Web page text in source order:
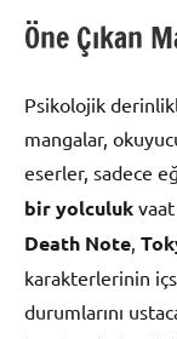
Öne Çıkan
Psikolojik
mangalar,
eserler, sadece
bir yolculuk vaat
Death Note,
karakterlerinin
durumlarını